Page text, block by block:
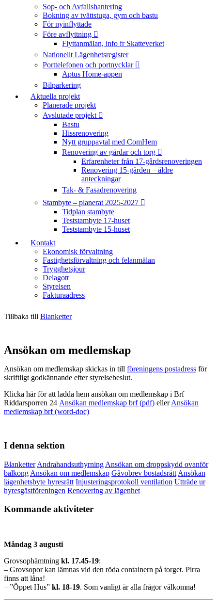
Sop- och Avfallshantering
Bokning av tvättstuga, gym och bastu
För nyinflyttade
Före avflyttning
Flyttanmälan, info fr Skatteverket
Nationellt Lägenhetsregister
Porttelefonen och portnycklar
Aptus Home-appen
Bilparkering
Aktuella projekt
Planerade projekt
Avslutade projekt
Bastu
Hissrenovering
Nytt gruppavtal med ComHem
Renovering av gårdar och torg
Erfarenheter från 17-gårdsrenoveringen
Renovering 15-gården – äldre
anteckningar
Tak- & Fasadrenovering
Stambyte – planerat 2025-2027
Tidplan stambyte
Teststambyte 17-huset
Teststambyte 15-huset
Kontakt
Ekonomisk förvaltning
Fastighetsförvaltning och felanmälan
Trygghetsjour
Delagott
Styrelsen
Fakturaadress
Tillbaka till Blanketter
Ansökan om medlemskap
Ansökan om medlemskap skickas in till föreningens postadress för
skriftligt godkännande efter styrelsebeslut.
Klicka här för att ladda hem ansökan om medlemskap i Brf
Riddarsporren 24 Ansökan medlemskap brf (pdf) ellerAnsökan
medlemskap brf (word-doc)
I denna sektion
Blanketter Andrahandsuthyrning Ansökan om droppskydd ovanför
balkong Ansökan om medlemskap Gåvobrev bostadsrätt Ansökan
lägenhetsbyte hyresrätt Injusteringsprotokoll ventilation Utträde ur
hyresgästföreningen Renovering av lägenhet
Kommande aktiviteter
Måndag 3 augusti
Grovsophämtning kl. 17.45-19:
– Grovsopor kan lämnas vid den röda containern på torget. Pirra
finns att låna!
– ”Öppet Hus” kl. 18-19. Som vanligt är alla frågor välkomna!